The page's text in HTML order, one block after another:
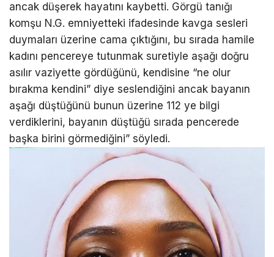
ancak düşerek hayatını kaybetti. Görgü tanığı
komşu N.G. emniyetteki ifadesinde kavga sesleri
duymaları üzerine cama çıktığını, bu sırada hamile
kadını pencereye tutunmak suretiyle aşağı doğru
asılır vaziyette gördüğünü, kendisine “ne olur
bırakma kendini” diye seslendiğini ancak bayanın
aşağı düştüğünü bunun üzerine 112 ye bilgi
verdiklerini, bayanın düştüğü sırada pencerede
başka birini görmediğini” söyledi.